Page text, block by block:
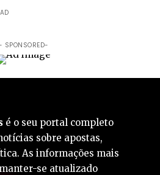
SPONSORED-
é o seu portal completo
sobre apostas,
As informações mais
se atualizado